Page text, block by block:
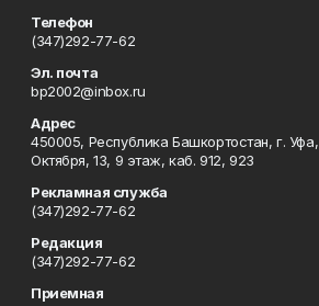
Телефон
(347)292-77-62
Эл. почта
bp2002@inbox.ru
Адрес
450005, Республика Башкортостан, г.
Октября, 13, 9 этаж, каб. 912, 923
Рекламная служба
(347)292-77-62
Редакция
(347)292-77-62
Приемная